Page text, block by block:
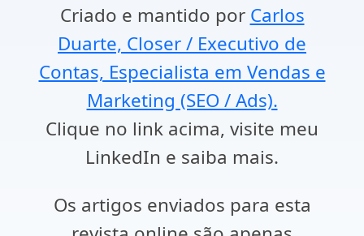
Criado e mantido por Carlos
Duarte, Closer / Executivo de
Contas, Especialista em Vendas e
Marketing (SEO / Ads).
Clique no link acima, visite meu
LinkedIn e saiba mais.
Os artigos enviados para esta